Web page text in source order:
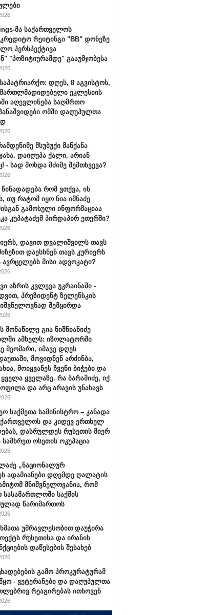
მა საქართველოს
რეიტინგი "BB" დონეზე
პერსპექტივა
"პოზიტიურამდე" გააუმჯობესა
დღეს, 8 აგვისტოს,
ეკლესიის
აღევლინება საღმრთო
ომში დაღუპულთა
მსუბუქი მანქანა
დაიღუპა ქალი, არიან
- სად მოხდა მძიმე შემთხვევა?
რომ ვთქვა, ის
თუ რატომ იყო ნია იმნაძე
გამოსული ინფორმაციაა
კუპატაძემ პირდაპირ ეთერში?
დავით დვალიშვილს თავს
დაესხნენ თავს კურიერს
მისი ადვოკატი?
აზრის კვლევა უკრაინაში -
პრეზიდენტ ზელენსკის
შემცირდა
მონაწილე გია ნიშნიანიძე
ამხელს: იზოლატორში
მეომარი, იმავე დღეს
მოვიდნენ არძინბა,
მოიყვანეს ჩვენი ბიჭები და
ყველაზე. რა ბარამიძე, იქ
და არც არავის უნახავს
საქმეთა სამინისტრო – კანადა
და კიდევ ერთხელ
დასრულდეს რუსეთის მიერ
ოსეთის ოკუპაცია
„ნაციონალურ
ადამიანები დღემდე ღალატის
მნიშვნელოვანია, რომ
სასამართლოში საქმის
წარიმართოს
ხმათა უმრავლესობით დაუჭირა
რუსეთისა და ირანის
დაწესების შესახებ
გამო პროკურატურამ
- ვეტერანები და დაღუპულთა
რეაგირებას ითხოვენ